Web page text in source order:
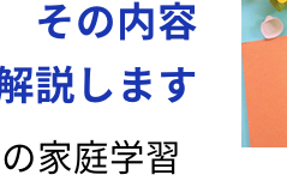
その内容
説します
家庭学習